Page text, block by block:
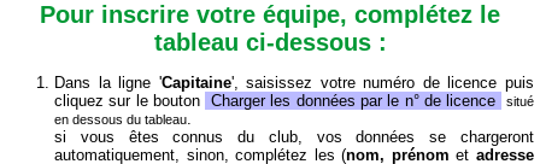
Pour inscrire votre équipe, complétez le
tableau ci-dessous :
Dans la ligne 'Capitaine', saisissez votre numéro de licence puis
cliquez sur le bouton Charger les données par le n° de licence
situé
en dessous du tableau
si vous êtes connus du club, vos données se chargeront
automatiquement, sinon, complétez les (nom, prénom etadresse